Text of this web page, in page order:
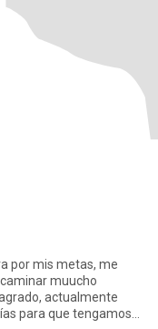
por mis metas, me
muucho
actualmente
para que tengamos